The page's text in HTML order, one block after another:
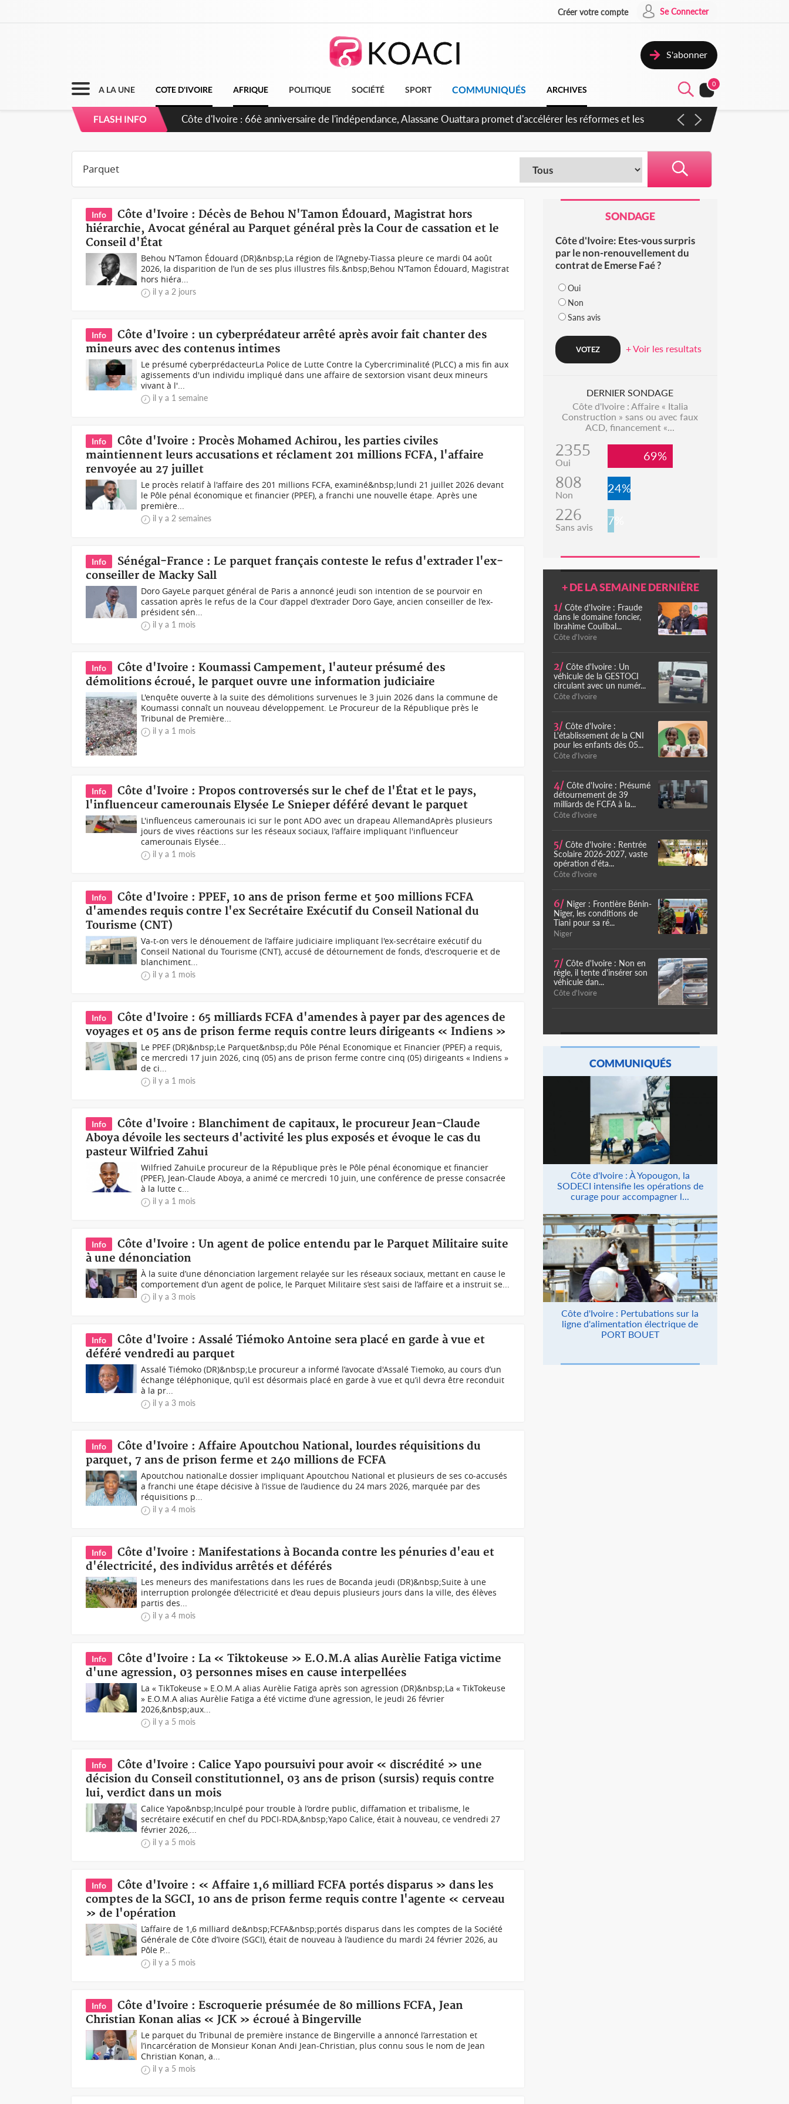
Créer votre compte Se Connecter
S'abonner
A LA UNE COTE D'IVOIRE AFRIQUE POLITIQUE SOCIÉTÉ SPORT COMMUNIQUÉS ARCHIVES
0
FLASH INFO
Côte d'Ivoire : À Abidjan, Amadou Oury Bah admire le modèle ivoirien et veut s'en inspirer pour accélérer le
Info
Côte d'Ivoire : Décès de Behou N'Tamon Édouard, Magistrat hors
hiérarchie, Avocat général au Parquet général près la Cour de cassation et le
Conseil d'État
Behou N’Tamon Édouard (DR)&nbsp;La région de l’Agneby-Tiassa pleure ce mardi 04 août
2026, la disparition de l’un de ses plus illustres fils.&nbsp;Behou N’Tamon Édouard, Magistrat
hors hiéra...
il y a 2 jours
Info
Côte d'Ivoire : un cyberprédateur arrêté après avoir fait chanter des
mineurs avec des contenus intimes
Le présumé cyberprédacteurLa Police de Lutte Contre la Cybercriminalité (PLCC) a mis fin aux
agissements d'un individu impliqué dans une affaire de sextorsion visant deux mineurs
vivant à l'...
il y a 1 semaine
Info
Côte d'Ivoire : Procès Mohamed Achirou, les parties civiles
maintiennent leurs accusations et réclament 201 millions FCFA, l'affaire
renvoyée au 27 juillet
Le procès relatif à l'affaire des 201 millions FCFA, examiné&nbsp;lundi 21 juillet 2026 devant
le Pôle pénal économique et financier (PPEF), a franchi une nouvelle étape. Après une
première...
il y a 2 semaines
Info
Sénégal-France : Le parquet français conteste le refus d'extrader l'ex-
conseiller de Macky Sall
Doro GayeLe parquet général de Paris a annoncé jeudi son intention de se pourvoir en
cassation après le refus de la Cour d’appel d’extrader Doro Gaye, ancien conseiller de l’ex-
président sén...
il y a 1 mois
Info
Côte d'Ivoire : Koumassi Campement, l'auteur présumé des
démolitions écroué, le parquet ouvre une information judiciaire
L'enquête ouverte à la suite des démolitions survenues le 3 juin 2026 dans la commune de
Koumassi connaît un nouveau développement. Le Procureur de la République près le
Tribunal de Première...
il y a 1 mois
Info
Côte d'Ivoire : Propos controversés sur le chef de l'État et le pays,
l'influenceur camerounais Elysée Le Snieper déféré devant le parquet
L'influenceus camerounais ici sur le pont ADO avec un drapeau AllemandAprès plusieurs
jours de vives réactions sur les réseaux sociaux, l'affaire impliquant l'influenceur
camerounais Elysée...
il y a 1 mois
Info
Côte d'Ivoire : PPEF, 10 ans de prison ferme et 500 millions FCFA
d'amendes requis contre l'ex Secrétaire Exécutif du Conseil National du
Tourisme (CNT)
Va-t-on vers le dénouement de l’affaire judiciaire impliquant l'ex-secrétaire exécutif du
Conseil National du Tourisme (CNT), accusé de détournement de fonds, d'escroquerie et de
blanchiment...
il y a 1 mois
Info
Côte d'Ivoire : 65 milliards FCFA d'amendes à payer par des agences de
voyages et 05 ans de prison ferme requis contre leurs dirigeants « Indiens »
Le PPEF (DR)&nbsp;Le Parquet&nbsp;du Pôle Pénal Economique et Financier (PPEF) a requis,
ce mercredi 17 juin 2026, cinq (05) ans de prison ferme contre cinq (05) dirigeants « Indiens »
de ci...
il y a 1 mois
Info
Côte d'Ivoire : Blanchiment de capitaux, le procureur Jean-Claude
Aboya dévoile les secteurs d'activité les plus exposés et évoque le cas du
pasteur Wilfried Zahui
Wilfried ZahuiLe procureur de la République près le Pôle pénal économique et financier
(PPEF), Jean-Claude Aboya, a animé ce mercredi 10 juin, une conférence de presse consacrée
à la lutte c...
il y a 1 mois
Info
Côte d'Ivoire : Un agent de police entendu par le Parquet Militaire suite
à une dénonciation
À la suite d’une dénonciation largement relayée sur les réseaux sociaux, mettant en cause le
comportement d’un agent de police, le Parquet Militaire s’est saisi de l’affaire et a instruit se...
il y a 3 mois
Info
Côte d'Ivoire : Assalé Tiémoko Antoine sera placé en garde à vue et
déféré vendredi au parquet
Assalé Tiémoko (DR)&nbsp;Le procureur a informé l’avocate d'Assalé Tiemoko, au cours d’un
échange téléphonique, qu’il est désormais placé en garde à vue et qu’il devra être reconduit
à la pr...
il y a 3 mois
Info
Côte d'Ivoire : Affaire Apoutchou National, lourdes réquisitions du
parquet, 7 ans de prison ferme et 240 millions de FCFA
Apoutchou nationalLe dossier impliquant Apoutchou National et plusieurs de ses co-accusés
a franchi une étape décisive à l’issue de l’audience du 24 mars 2026, marquée par des
réquisitions p...
il y a 4 mois
Info
Côte d'Ivoire : Manifestations à Bocanda contre les pénuries d'eau et
d'électricité, des individus arrêtés et déférés
Les meneurs des manifestations dans les rues de Bocanda jeudi (DR)&nbsp;Suite à une
interruption prolongée d’électricité et d’eau depuis plusieurs jours dans la ville, des élèves
partis des...
il y a 4 mois
Info
Côte d'Ivoire : La « Tiktokeuse » E.O.M.A alias Aurèlie Fatiga victime
d'une agression, 03 personnes mises en cause interpellées
La « TikTokeuse » E.O.M.A alias Aurèlie Fatiga après son agression (DR)&nbsp;La « TikTokeuse
» E.O.M.A alias Aurèlie Fatiga a été victime d’une agression, le jeudi 26 février
2026,&nbsp;aux...
il y a 5 mois
Info
Côte d'Ivoire : Calice Yapo poursuivi pour avoir « discrédité » une
décision du Conseil constitutionnel, 03 ans de prison (sursis) requis contre
lui, verdict dans un mois
Calice Yapo&nbsp;Inculpé pour trouble à l’ordre public, diffamation et tribalisme, le
secrétaire exécutif en chef du PDCI-RDA,&nbsp;Yapo Calice, était à nouveau, ce vendredi 27
février 2026,...
il y a 5 mois
Info
Côte d'Ivoire : « Affaire 1,6 milliard FCFA portés disparus » dans les
comptes de la SGCI, 10 ans de prison ferme requis contre l'agente « cerveau
» de l'opération
L’affaire de 1,6 milliard de&nbsp;FCFA&nbsp;portés disparus dans les comptes de la Société
Générale de Côte d’Ivoire (SGCI), était de nouveau à l’audience du mardi 24 février 2026, au
Pôle P...
il y a 5 mois
Info
Côte d'Ivoire : Escroquerie présumée de 80 millions FCFA, Jean
Christian Konan alias « JCK » écroué à Bingerville
Le parquet du Tribunal de première instance de Bingerville a annoncé l’arrestation et
l’incarcération de Monsieur Konan Andi Jean-Christian, plus connu sous le nom de Jean
Christian Konan, a...
il y a 5 mois
SONDAGE
Côte d'Ivoire: Etes-vous surpris
par le non-renouvellement du
contrat de Emerse Faé ?
Oui
Non
Sans avis
+ Voir les resultats
DERNIER SONDAGE
Côte d'Ivoire : Affaire « Italia
Construction » sans ou avec faux
ACD, financement «...
2355
Oui 69%
808
Non 24%
226
Sans avis 7%
+ DE LA SEMAINE DERNIÈRE
1/ Côte d'Ivoire : Fraude
dans le domaine foncier,
Ibrahime Coulibal...
Côte d'Ivoire
2/ Côte d'Ivoire : Un
véhicule de la GESTOCI
circulant avec un numér...
Côte d'Ivoire
3/ Côte d'Ivoire :
L'établissement de la CNI
pour les enfants dès 05...
Côte d'Ivoire
4/ Côte d'Ivoire : Présumé
détournement de 39
milliards de FCFA à la...
Côte d'Ivoire
5/ Côte d'Ivoire : Rentrée
Scolaire 2026-2027, vaste
opération d'éta...
Côte d'Ivoire
6/ Niger : Frontière Bénin-
Niger, les conditions de
Tiani pour sa ré...
Niger
7/ Côte d'Ivoire : Non en
règle, il tente d'insérer son
véhicule dan...
Côte d'Ivoire
COMMUNIQUÉS
Côte d'Ivoire : À Yopougon, la
SODECI intensifie les opérations de
curage pour accompagner l...
Côte d'Ivoire : Pertubations sur la
ligne d'alimentation électrique de
PORT BOUET